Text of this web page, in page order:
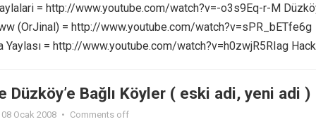
= http://www.youtube.com/watch?v=-o3s9Eq-r-M
(OrJinal) = http://www.youtube.com/watch?v=sPR_bETfe6g
Yaylası = http://www.youtube.com/watch?v=h0zwjR5RIag
Düzköy’e Bağlı Köyler ( eski adi, yeni adi )
08 Ocak 2008 • Comments off